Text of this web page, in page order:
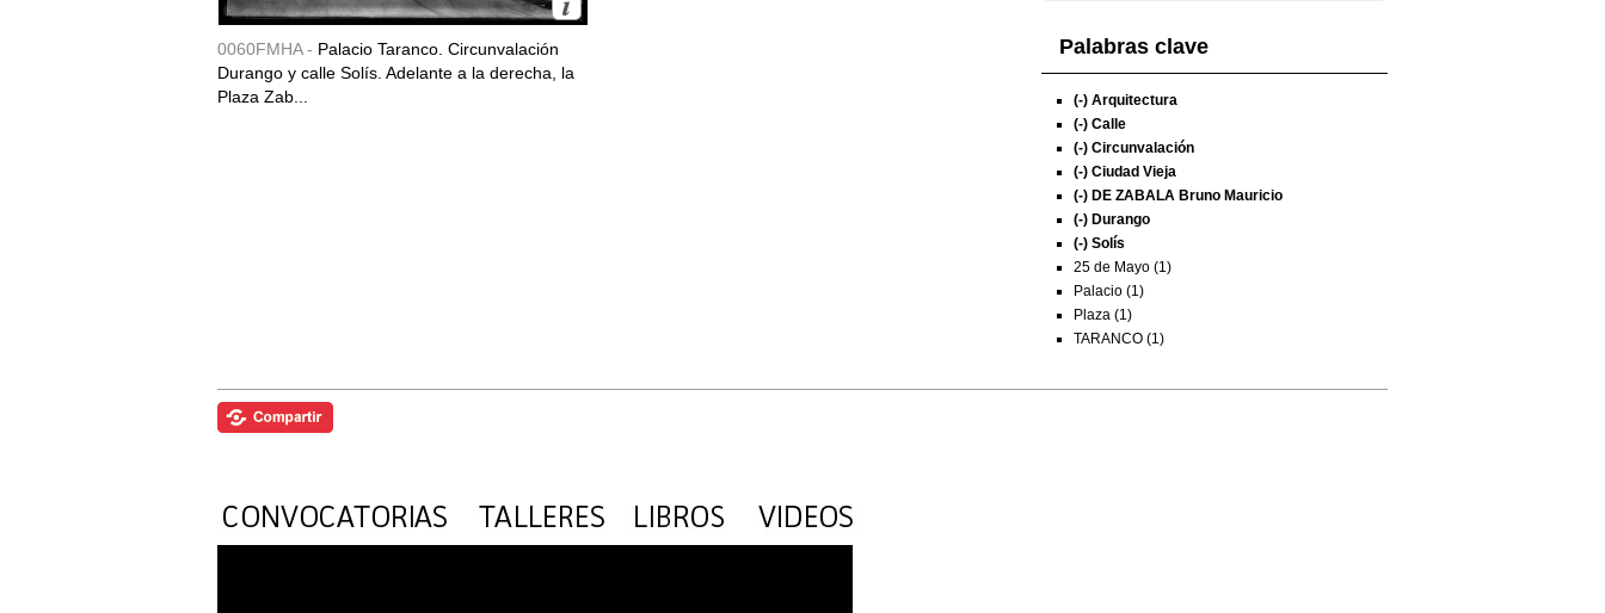
0060FMHA - Palacio Taranco. Circunvalación
Durango y calle Solís. Adelante a la derecha, la
Plaza Zab...
Palabras clave
(-) Arquitectura
(-) Calle
(-) Circunvalación
(-) Ciudad Vieja
(-) DE ZABALA Bruno Mauricio
(-) Durango
(-) Solís
25 de Mayo (1)
Palacio (1)
Plaza (1)
TARANCO (1)